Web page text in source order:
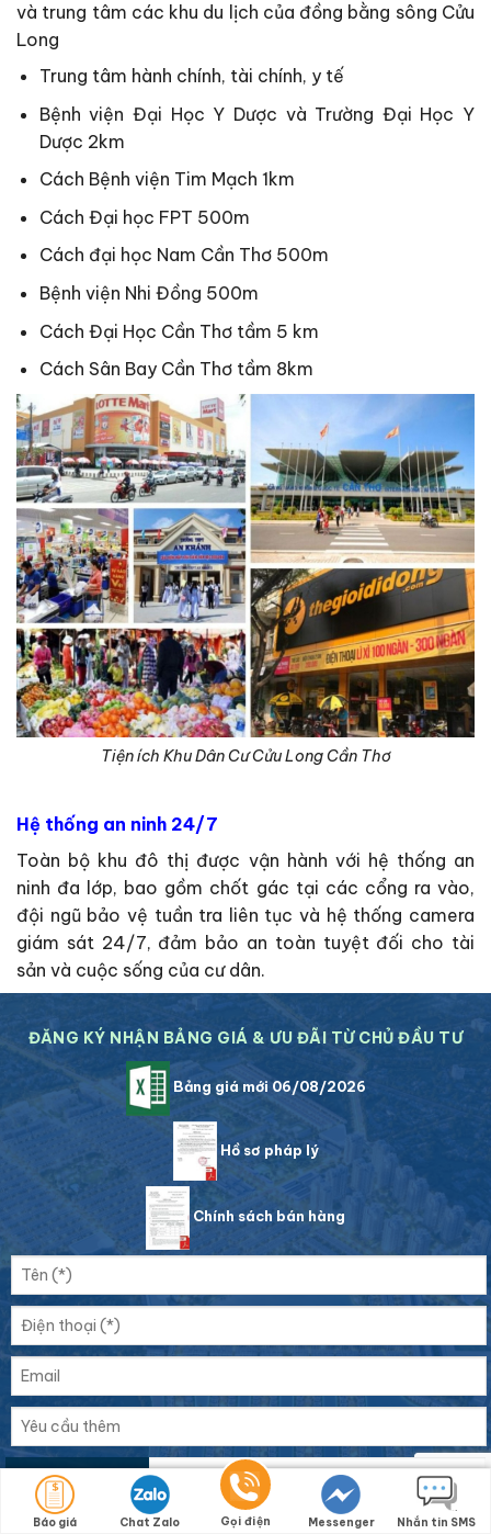
và trung tâm các khu du lịch của đồng bằng sông Cửu
Long
Trung tâm hành chính, tài chính, y tế
Bệnh viện Đại Học Y Dược và Trường Đại Học Y
Dược 2km
Cách Bệnh viện Tim Mạch 1km
Cách Đại học FPT 500m
Cách đại học Nam Cần Thơ 500m
Bệnh viện Nhi Đồng 500m
Cách Đại Học Cần Thơ tầm 5 km
Cách Sân Bay Cần Thơ tầm 8km
Tiện ích Khu Dân Cư Cửu Long Cần Thơ
Hệ thống an ninh 24/7
Toàn bộ khu đô thị được vận hành với hệ thống an
ninh đa lớp, bao gồm chốt gác tại các cổng ra vào,
đội ngũ bảo vệ tuần tra liên tục và hệ thống camera
giám sát 24/7, đảm bảo an toàn tuyệt đối cho tài
sản và cuộc sống của cư dân.
ĐĂNG KÝ NHẬN BẢNG GIÁ & ƯU ĐÃI TỪ CHỦ ĐẦU TƯ
Bảng giá mới 06/08/2026
Hồ sơ pháp lý
Chính sách bán hàng
1 + 2 =
Báo giá Chat Zalo Gọi điện Messenger Nhắn tin SMS